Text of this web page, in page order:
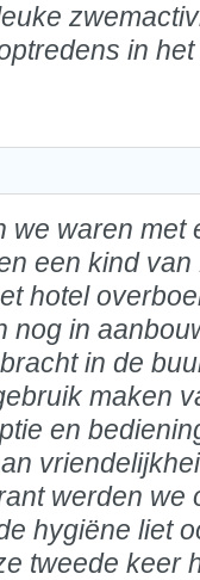
in
we waren met
een kind van
hotel
nog in
in de
maken
en
werden we
hygiëne liet
tweede keer